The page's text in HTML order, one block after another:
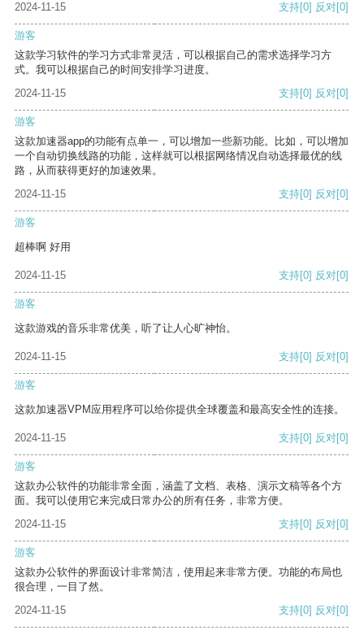
2024-11-15
支持[0] 反对[0]
游客
这款学习软件的学习方式非常灵活，可以根据自己的需求选择学习方
式。我可以根据自己的时间安排学习进度。
2024-11-15
支持[0] 反对[0]
游客
这款加速器app的功能有点单一，可以增加一些新功能。比如，可以增加
一个自动切换线路的功能，这样就可以根据网络情况自动选择最优的线
路，从而获得更好的加速效果。
2024-11-15
支持[0] 反对[0]
游客
超棒啊 好用
2024-11-15 支持[0] 反对[0]
游客
这款游戏的音乐非常优美，听了让人心旷神怡。
2024-11-15 支持[0] 反对[0]
游客
这款加速器VPM应用程序可以给你提供全球覆盖和最高安全性的连接。
2024-11-15 支持[0] 反对[0]
游客
这款办公软件的功能非常全面，涵盖了文档、表格、演示文稿等各个方
面。我可以使用它来完成日常办公的所有任务，非常方便。
2024-11-15
支持[0] 反对[0]
游客
这款办公软件的界面设计非常简洁，使用起来非常方便。功能的布局也
很合理，一目了然。
2024-11-15
支持[0] 反对[0]